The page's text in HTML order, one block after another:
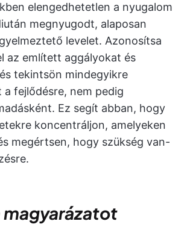
elengedhetetlen a nyugalom
megnyugodt, alaposan
levelet. Azonosítsa
az említett aggályokat és
tekintsön mindegyikre
a fejlődésre, nem pedig
Ez segít abban, hogy
koncentráljon, amelyeken
megértsen, hogy szükség van-
magyarázatot